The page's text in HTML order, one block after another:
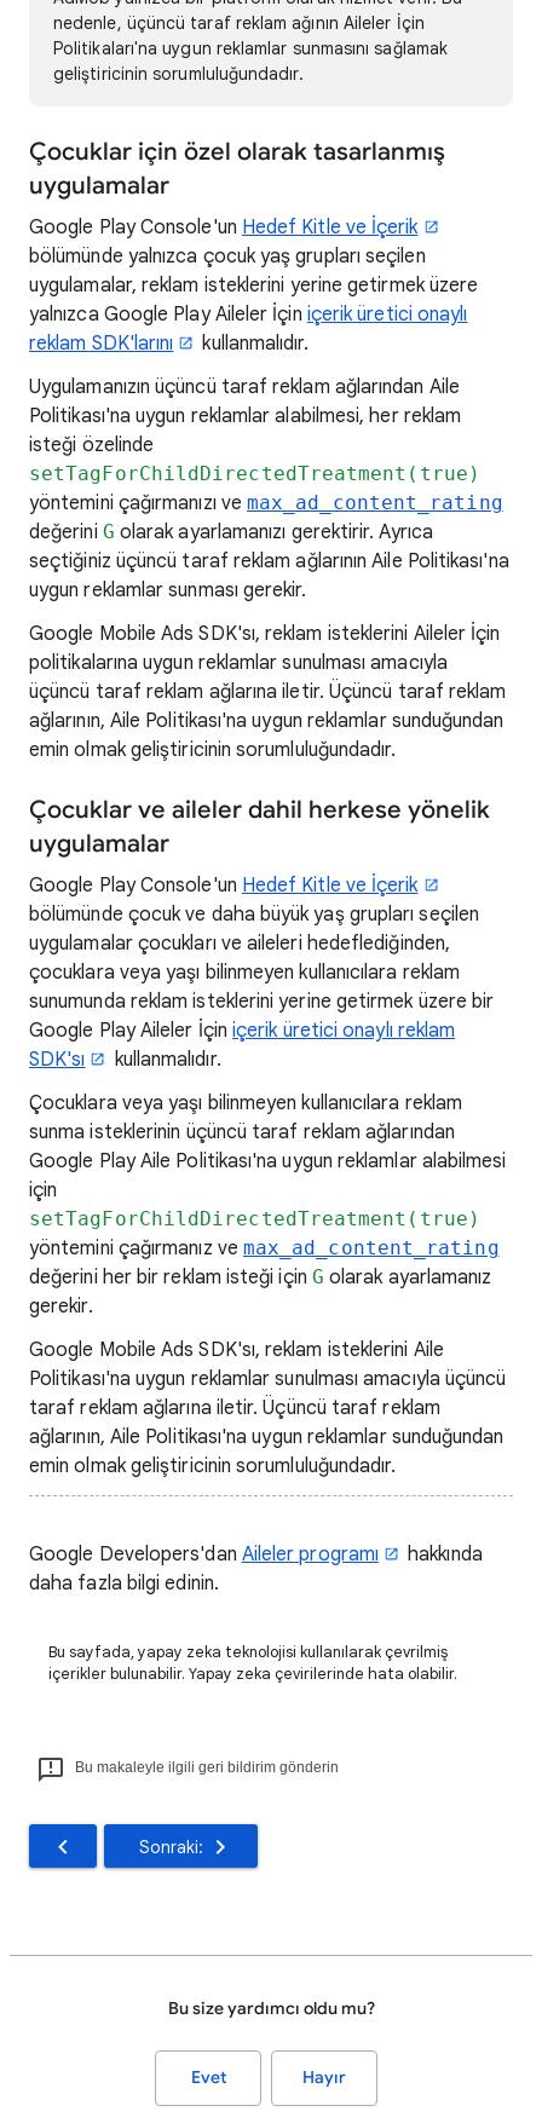
nedenle, üçüncü taraf reklam ağının Aileler İçin
Politikaları'na uygun reklamlar sunmasını sağlamak
geliştiricinin sorumluluğundadır.
Çocuklar için özel olarak tasarlanmış
uygulamalar
Google Play Console'un Hedef Kitle ve İçerik
bölümünde yalnızca çocuk yaş grupları seçilen
uygulamalar, reklam isteklerini yerine getirmek üzere
yalnızca Google Play Aileler İçin içerik üretici onaylı
reklam SDK'larını
kullanmalıdır.
Uygulamanızın üçüncü taraf reklam ağlarından Aile
Politikası'na uygun reklamlar alabilmesi, her reklam
isteği özelinde
setTagForChildDirectedTreatment(true)
yöntemini çağırmanızı vemax_ad_content_rating
değerini G olarak ayarlamanızı gerektirir. Ayrıca
seçtiğiniz üçüncü taraf reklam ağlarının Aile Politikası'na
uygun reklamlar sunması gerekir.
Google Mobile Ads SDK'sı, reklam isteklerini Aileler İçin
politikalarına uygun reklamlar sunulması amacıyla
üçüncü taraf reklam ağlarına iletir. Üçüncü taraf reklam
ağlarının, Aile Politikası'na uygun reklamlar sunduğundan
emin olmak geliştiricinin sorumluluğundadır.
Çocuklar ve aileler dahil herkese yönelik
uygulamalar
Google Play Console'un Hedef Kitle ve İçerik
bölümünde çocuk ve daha büyük yaş grupları seçilen
uygulamalar çocukları ve aileleri hedeflediğinden,
çocuklara veya yaşı bilinmeyen kullanıcılara reklam
sunumunda reklam isteklerini yerine getirmek üzere bir
Google Play Aileler İçiniçerik üretici onaylı reklam
SDK'sı
kullanmalıdır.
Çocuklara veya yaşı bilinmeyen kullanıcılara reklam
sunma isteklerinin üçüncü taraf reklam ağlarından
Google Play Aile Politikası'na uygun reklamlar alabilmesi
için
setTagForChildDirectedTreatment(true)
yöntemini çağırmanız ve max_ad_content_rating
değerini her bir reklam isteği için G olarak ayarlamanız
gerekir.
Google Mobile Ads SDK'sı, reklam isteklerini Aile
Politikası'na uygun reklamlar sunulması amacıyla üçüncü
taraf reklam ağlarına iletir. Üçüncü taraf reklam
ağlarının, Aile Politikası'na uygun reklamlar sunduğundan
emin olmak geliştiricinin sorumluluğundadır.
Google Developers'dan Aileler programı
hakkında
daha fazla bilgi edinin.
Bu sayfada, yapay zeka teknolojisi kullanılarak çevrilmiş
içerikler bulunabilir. Yapay zeka çevirilerinde hata olabilir.
Bu makaleyle ilgili geri bildirim gönderin
Sonraki:
Bu size yardımcı oldu mu?
Evet Hayır